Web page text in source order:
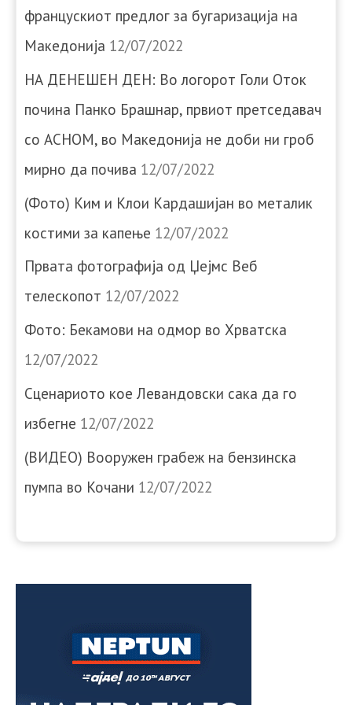
францускиот предлог за бугаризација на
Македонија 12/07/2022
НА ДЕНЕШЕН ДЕН: Во логорот Голи Оток
почина Панко Брашнар, првиот претседавач
со АСНОМ, во Македонија не доби ни гроб
мирно да почива 12/07/2022
(Фото) Ким и Клои Кардашијан во металик
костими за капење 12/07/2022
Првата фотографија од Џејмс Веб
телескопот 12/07/2022
Фото: Бекамови на одмор во Хрватска
12/07/2022
Сценариото кое Левандовски сака да го
избегне 12/07/2022
(ВИДЕО) Вооружен грабеж на бензинска
пумпа во Кочани 12/07/2022